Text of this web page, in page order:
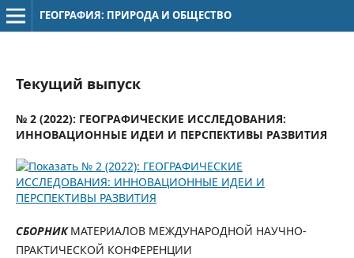
ГЕОГРАФИЯ: ПРИРОДА И ОБЩЕСТВО
Текущий выпуск
№ 2 (2022): ГЕОГРАФИЧЕСКИЕ ИССЛЕДОВАНИЯ:
ИННОВАЦИОННЫЕ ИДЕИ И ПЕРСПЕКТИВЫ РАЗВИТИЯ
СБОРНИКМАТЕРИАЛОВ МЕЖДУНАРОДНОЙ НАУЧНО-
ПРАКТИЧЕСКОЙ КОНФЕРЕНЦИИ